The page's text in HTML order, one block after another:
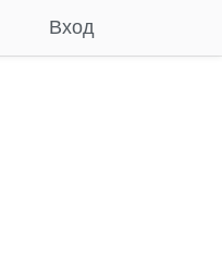
Вход